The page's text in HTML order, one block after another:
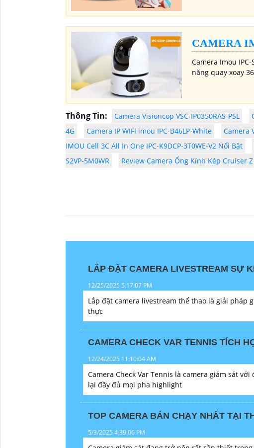
CAMERA
Camera Imou
năng quay xoay
Thông Tin: Camera Visioncop VSC-IP0350RAS-PSL
4G
Camera IP WIFI imou IPC-B46LP-White Camera
IMOU Cell 3C All In One IPC-K9DCP-3T0WE-V2 Nổi Bật
S2VP-5M0WR
Review Camera Ống Kính Kép Cruiser Z
LẮP ĐẶT CAMERA LIVESTREAM SỰ
12/25/2025 5:17:07 PM
Lắp đặt camera livestream thể thao là giải
thực
CAMERA CHECK VAR TENNIS TÍCH
12/24/2025 11:10:04 AM
Camera Check Var Tennis là camera giám sát
lại đầy đủ mọi pha highlight
TOP CAMERA BÁN CHẠY NHẤT TẠI
5/3/2025 4:39:06 PM